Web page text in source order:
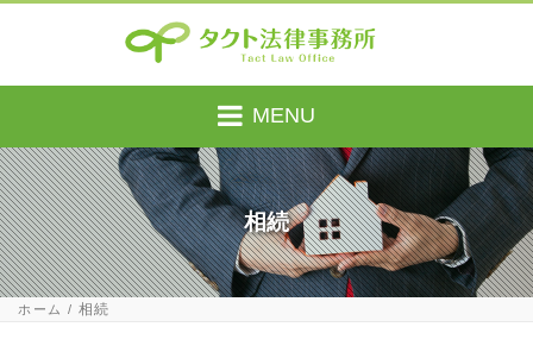
MENU
相続
ホーム 相続